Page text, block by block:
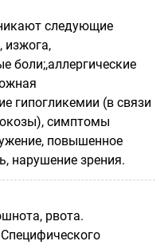
следующие
изжога,
боли;,аллергические
гипогликемии (в связи
симптомы
повышенное
нарушение зрения.
рвота.